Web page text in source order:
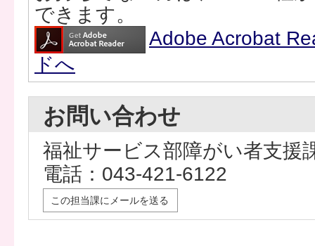
できます。
Adobe Acrobat
ドへ
お問い合わせ
福祉サービス部障がい者支援
電話：043-421-6122
この担当課にメールを送る